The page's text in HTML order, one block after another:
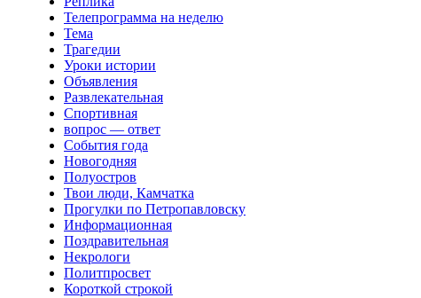
Телепрограмма на неделю
Тема
Трагедии
Уроки истории
Объявления
Развлекательная
Спортивная
вопрос — ответ
События года
Новогодняя
Полуостров
Твои люди, Камчатка
Прогулки по Петропавловску
Информационная
Поздравительная
Некрологи
Политпросвет
Короткой строкой